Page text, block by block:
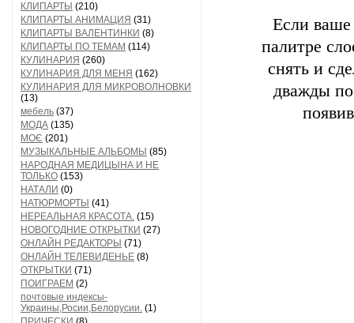
КЛИПАРТЫ (210)
КЛИПАРТЫ АНИМАЦИЯ (31)
КЛИПАРТЫ ВАЛЕНТИНКИ (8)
КЛИПАРТЫ ПО ТЕМАМ (114)
КУЛИНАРИЯ (260)
КУЛИНАРИЯ ДЛЯ МЕНЯ (162)
КУЛИНАРИЯ ДЛЯ МИКРОВОЛНОВКИ
(13)
мебель (37)
МОДА (135)
МОЄ (201)
МУЗЫКАЛЬНЫЕ АЛЬБОМЫ (85)
НАРОДНАЯ МЕДИЦЫНА И НЕ
ТОЛЬКО (153)
НАТАЛИ (0)
НАТЮРМОРТЫ (41)
НЕРЕАЛЬНАЯ КРАСОТА. (15)
НОВОГОДНИЕ ОТКРЫТКИ (27)
ОНЛАЙН РЕДАКТОРЫ (71)
ОНЛАЙН ТЕЛЕВИДЕНЬЕ (8)
ОТКРЫТКИ (71)
ПОИГРАЕМ (2)
почтовые индексы-
Украины,Росии,Белорусии. (1)
Если ваше
палитре
снять и
дважды по